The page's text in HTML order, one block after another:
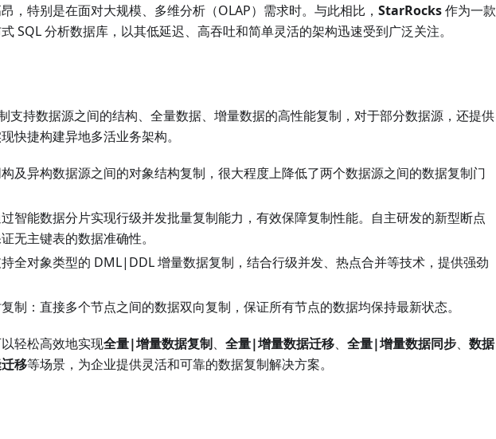
，特别是在面对大规模、多维分析（OLAP）需求时。与此相比， StarRocks作为一款
SQL 分析数据库，以其低延迟、高吞吐和简单灵活的架构迅速受到广泛关注。
支持数据源之间的结构、全量数据、增量数据的高性能复制，对于部分数据源，还提供
快捷构建异地多活业务架构。
及异构数据源之间的对象结构复制，很大程度上降低了两个数据源之间的数据复制门
智能数据分片实现行级并发批量复制能力，有效保障复制性能。自主研发的新型断点
无主键表的数据准确性。
全对象类型的 DML|DDL 增量数据复制，结合行级并发、热点合并等技术，提供强劲
制：直接多个节点之间的数据双向复制，保证所有节点的数据均保持最新状态。
轻松高效地实现全量|增量数据复制、 全量|增量数据迁移、 全量|增量数据同步、 数据
移等场景，为企业提供灵活和可靠的数据复制解决方案。